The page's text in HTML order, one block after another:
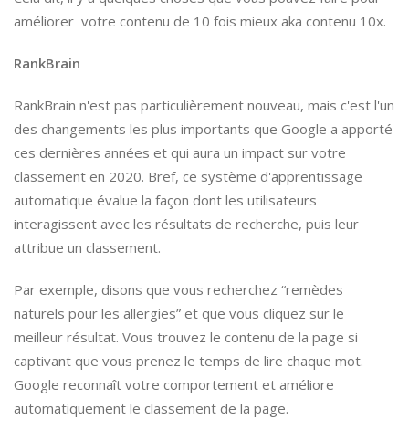
améliorer votre contenu de 10 fois mieux aka contenu 10x.
RankBrain
RankBrain n'est pas particulièrement nouveau, mais c'est l'un
des changements les plus importants que Google a apporté
ces dernières années et qui aura un impact sur votre
classement en 2020. Bref, ce système d'apprentissage
automatique évalue la façon dont les utilisateurs
interagissent avec les résultats de recherche, puis leur
attribue un classement.
Par exemple, disons que vous recherchez “remèdes
naturels pour les allergies” et que vous cliquez sur le
meilleur résultat. Vous trouvez le contenu de la page si
captivant que vous prenez le temps de lire chaque mot.
Google reconnaît votre comportement et améliore
automatiquement le classement de la page.